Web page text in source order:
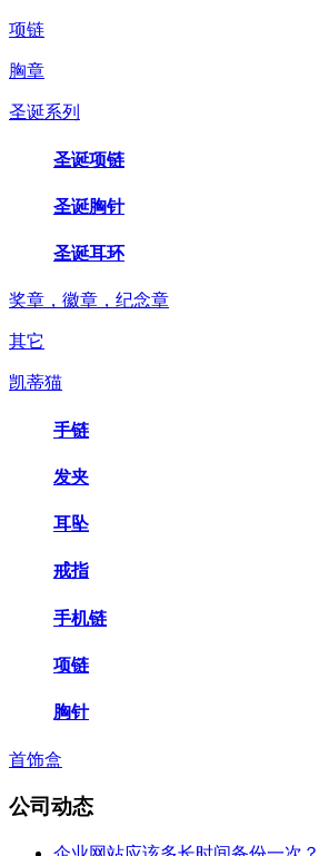
项链
胸章
圣诞系列
圣诞项链
圣诞胸针
圣诞耳环
奖章，徽章，纪念章
其它
凯蒂猫
手链
发夹
耳坠
戒指
手机链
项链
胸针
首饰盒
公司动态